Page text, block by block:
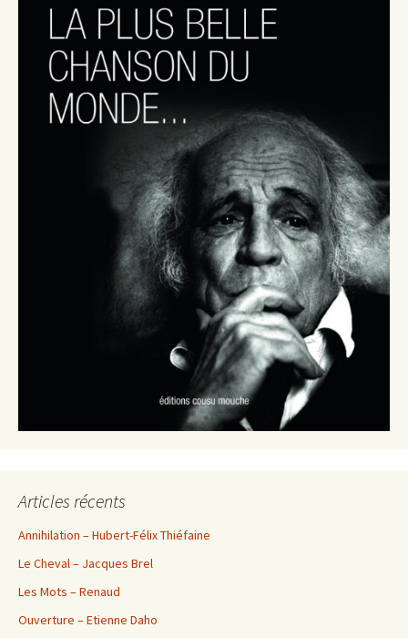
Articles récents
Annihilation – Hubert-Félix Thiéfaine
Le Cheval – Jacques Brel
Les Mots – Renaud
Ouverture – Etienne Daho